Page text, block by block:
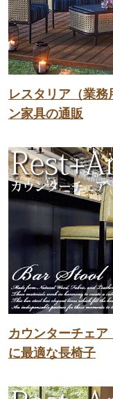
レスタリア（業
ン家具の通販
カウンターチェ
に最適な長椅子